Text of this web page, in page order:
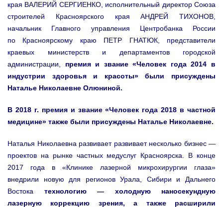
края ВАЛЕРИЙ СЕРГИЕНКО, исполнительный директор Союза
строителей Красноярского края АНДРЕЙ ТИХОНОВ,
начальник Главного управления Центробанка России
по Красноярскому краю ПЕТР ГНАТЮК, представители
краевых министерств и департаментов городской
администрации, премия и звание «Человек года 2014 в
индустрии здоровья и красоты» были присуждены
Наталье Николаевне Олюниной.
В 2018 г. премия и звание «Человек года 2018 в частной
медицине» также были присуждены Наталье Николаевне.
Наталья Николаевна развивает развивает несколько бизнес —
проектов на рынке частных медуслуг Красноярска. В конце
2017 года в «Клинике лазерной микрохирургии глаза»
внедрили новую для регионов Урала, Сибири и Дальнего
Востока технологию — холодную наносекундную
лазерную коррекцию зрения, а также расширили